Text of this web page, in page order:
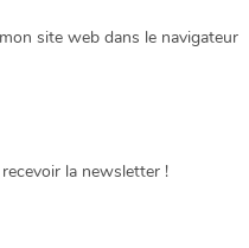
site web dans le navigateur
la newsletter !